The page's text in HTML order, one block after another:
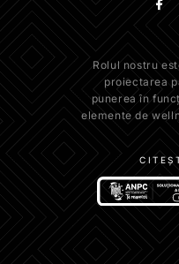
Rolul nostru
proiectarea
punerea în
elemente de